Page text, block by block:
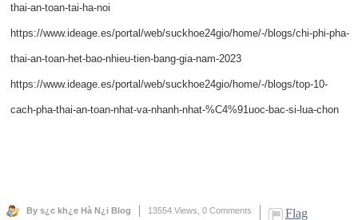
thai-an-toan-tai-ha-noi
https://www.ideage.es/portal/web/suckhoe24gio/home/-/blogs/chi-phi-pha-
thai-an-toan-het-bao-nhieu-tien-bang-gia-nam-2023
https://www.ideage.es/portal/web/suckhoe24gio/home/-/blogs/top-10-
cach-pha-thai-an-toan-nhat-va-nhanh-nhat-%C4%91uoc-bac-si-lua-chon
By s¿c kh¿e Hà N¿i Blog 13554 Views, 0 Comments Flag